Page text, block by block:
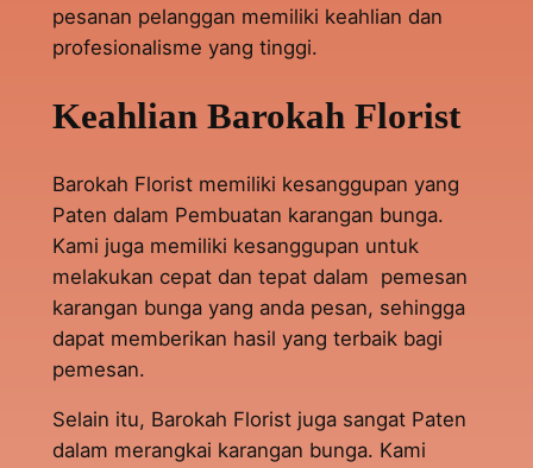
pesanan pelanggan memiliki keahlian dan
profesionalisme yang tinggi.
Keahlian Barokah Florist
Barokah Florist memiliki kesanggupan yang
Paten dalam Pembuatan karangan bunga.
Kami juga memiliki kesanggupan untuk
melakukan cepat dan tepat dalam pemesan
karangan bunga yang anda pesan, sehingga
dapat memberikan hasil yang terbaik bagi
pemesan.
Selain itu, Barokah Florist juga sangat Paten
dalam merangkai karangan bunga. Kami